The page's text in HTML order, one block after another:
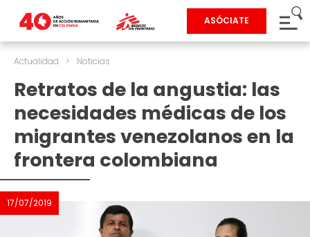
ASÓCIATE
Actualidad > Noticias
Retratos de la angustia: las
necesidades médicas de los
migrantes venezolanos en la
frontera colombiana
17/07/2019